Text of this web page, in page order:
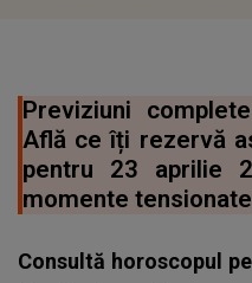
Previziuni
Află ce îți rezervă
pentru 23 aprilie
momente
Consultă horoscopul